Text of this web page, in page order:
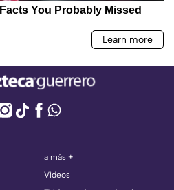
a más +
Videos